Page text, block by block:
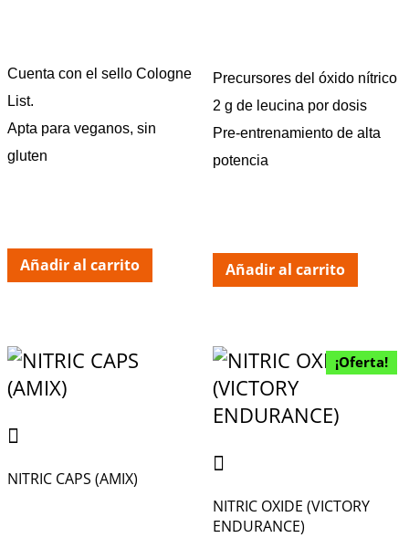
Cuenta con el sello Cologne
List.
Apta para veganos, sin
gluten
Añadir al carrito
Precursores del óxido nítrico
2 g de leucina por dosis
Pre-entrenamiento de alta
potencia
Añadir al carrito
NITRIC CAPS (AMIX)
¡Oferta!
NITRIC OXIDE (VICTORY
ENDURANCE)